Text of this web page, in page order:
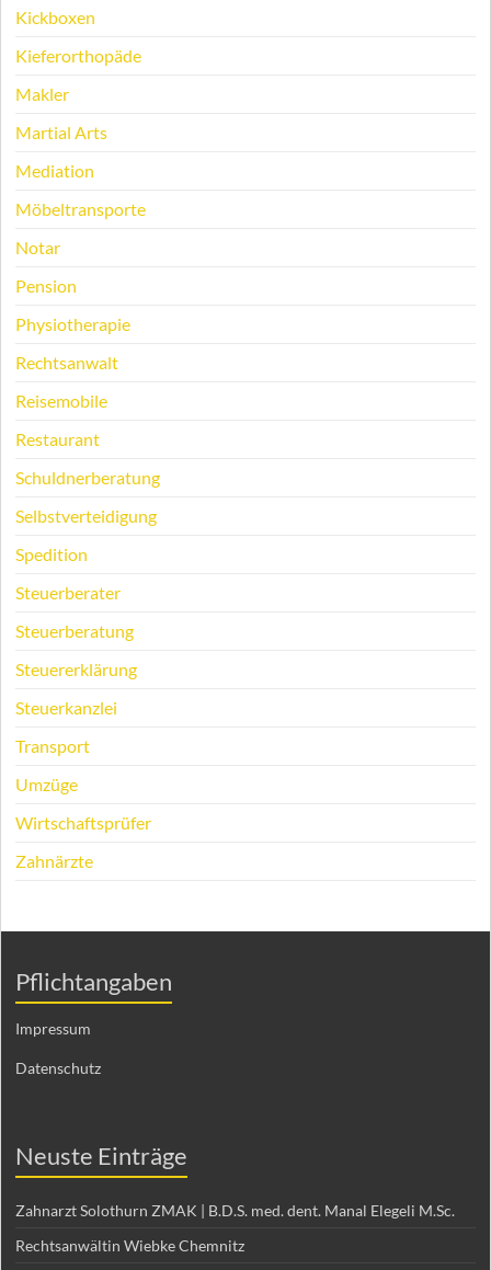
Kickboxen
Kieferorthopäde
Makler
Martial Arts
Mediation
Möbeltransporte
Notar
Pension
Physiotherapie
Rechtsanwalt
Reisemobile
Restaurant
Schuldnerberatung
Selbstverteidigung
Spedition
Steuerberater
Steuerberatung
Steuererklärung
Steuerkanzlei
Transport
Umzüge
Wirtschaftsprüfer
Zahnärzte
Pflichtangaben
Impressum
Datenschutz
Neuste Einträge
Zahnarzt Solothurn ZMAK | B.D.S. med. dent. Manal Elegeli M.Sc.
Rechtsanwältin Wiebke Chemnitz